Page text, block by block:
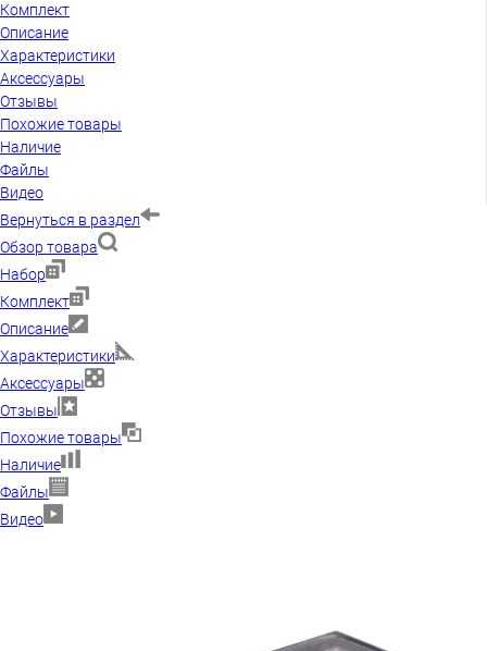
Комплект
Описание
Характеристики
Аксессуары
Отзывы
Похожие товары
Наличие
Файлы
Видео
Вернуться в раздел
Обзор товара
Набор
Комплект
Описание
Характеристики
Аксессуары
Отзывы
Похожие товары
Наличие
Файлы
Видео